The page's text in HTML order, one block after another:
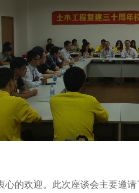
欢迎。此次座谈会主要邀请